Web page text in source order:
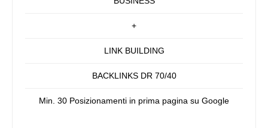
+
LINK BUILDING
BACKLINKS DR 70/40
Min. 30 Posizionamenti in prima pagina su Google